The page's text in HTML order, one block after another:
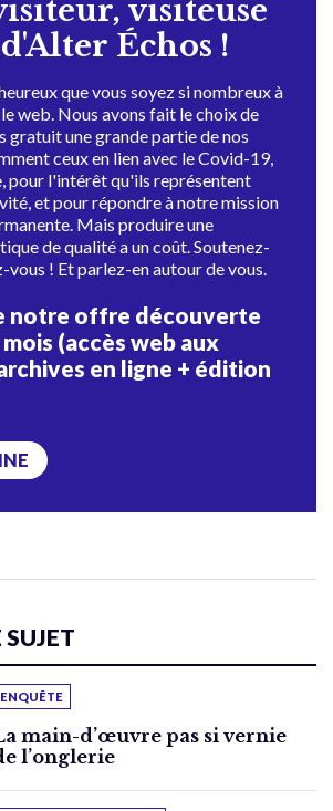
visiteuse
Échos !
que vous soyez si nombreux à
web. Nous avons fait le choix de
gratuit une grande partie de nos
ceux en lien avec le Covid-19,
pour l'intérêt qu'ils représentent
et pour répondre à notre mission
Mais produire une
de qualité a un coût. Soutenez-
vous ! Et parlez-en autour de vous.
notre offre découverte
(accès web aux
en ligne + édition
SUJET
ENQUÊTE
main-d’œuvre pas si vernie
l’onglerie